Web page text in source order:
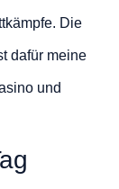
Die
dafür meine
und